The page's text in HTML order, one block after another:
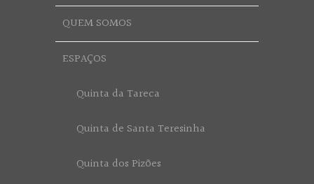
QUEM SOMOS
ESPAÇOS
Quinta da Tareca
Quinta de Santa Teresinha
Quinta dos Pizões